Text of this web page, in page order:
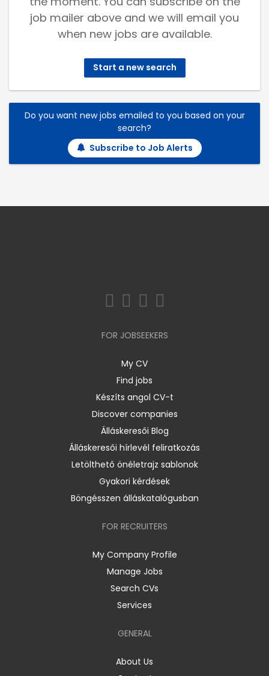
job mailer above and we will email you
when new jobs are available.
Start a new search
Do you want new jobs emailed to you based on your
search?
Subscribe to Job Alerts
FOR JOBSEEKERS
My CV
Find jobs
Készíts angol CV-t
Discover companies
Álláskeresői Blog
Álláskeresői hírlevél feliratkozás
Letölthető önéletrajz sablonok
Gyakori kérdések
Böngésszen álláskatalógusban
FOR RECRUITERS
My Company Profile
Manage Jobs
Search CVs
Services
GENERAL
About Us